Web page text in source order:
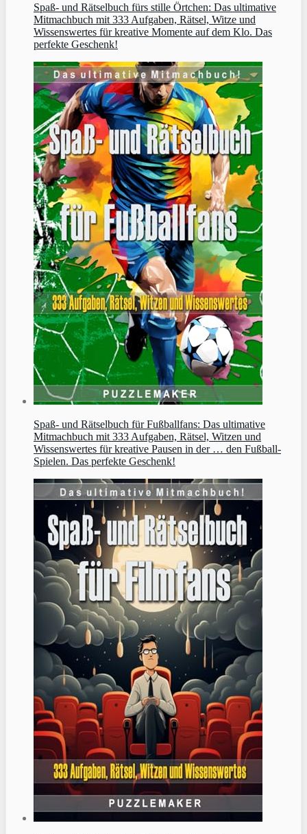
Spaß- und Rätselbuch fürs stille Örtchen: Das ultimative
Mitmachbuch mit 333 Aufgaben, Rätsel, Witze und
Wissenswertes für kreative Momente auf dem Klo. Das
perfekte Geschenk!
Spaß- und Rätselbuch für Fußballfans: Das ultimative
Mitmachbuch mit 333 Aufgaben, Rätsel, Witzen und
Wissenswertes für kreative Pausen in der … den Fußball-
Spielen. Das perfekte Geschenk!